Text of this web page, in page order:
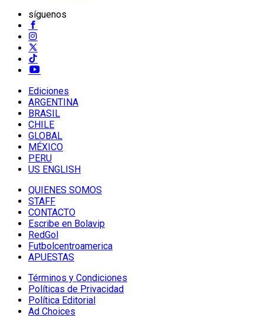
síguenos
Ediciones
ARGENTINA
BRASIL
CHILE
GLOBAL
MÉXICO
PERU
US ENGLISH
QUIENES SOMOS
STAFF
CONTACTO
Escribe en Bolavip
RedGol
Futbolcentroamerica
APUESTAS
Términos y Condiciones
Políticas de Privacidad
Política Editorial
Ad Choices